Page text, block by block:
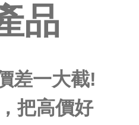
品
差一大截!
把高價好